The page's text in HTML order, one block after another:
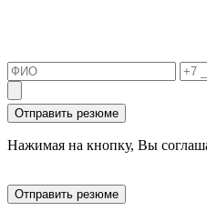
Отправить резюме
Нажимая на кнопку, Вы
Отправить резюме